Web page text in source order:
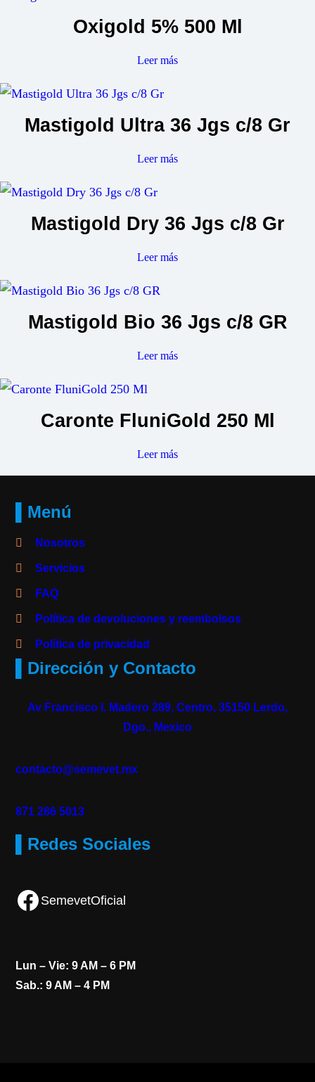
Oxigold 5% 500 Ml
Leer más
Mastigold Ultra 36 Jgs c/8 Gr
Leer más
Mastigold Dry 36 Jgs c/8 Gr
Leer más
Mastigold Bio 36 Jgs c/8 GR
Leer más
Caronte FluniGold 250 Ml
Leer más
▌Menú
Nosotros
Servicios
FAQ
Política de devoluciones y reembolsos
Política de privacidad
▌Dirección y Contacto
Av Francisco I. Madero 289, Centro, 35150 Lerdo,
Dgo., Mexico
contacto@semevet.mx
871 286 5013
▌Redes Sociales
Facebook SemevetOficial
Lun – Vie: 9 AM – 6 PM
Sab.: 9 AM – 4 PM